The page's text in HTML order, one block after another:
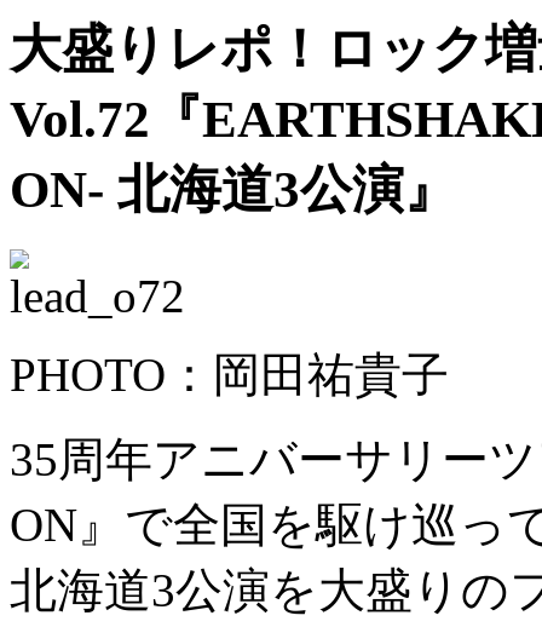
大盛りレポ！ロック
Vol.72『
ON- 北海道3公演』
PHOTO：岡田祐貴子
35周年アニバーサリー
ON』で全国を駆け巡っ
北海道3公演を大盛りの